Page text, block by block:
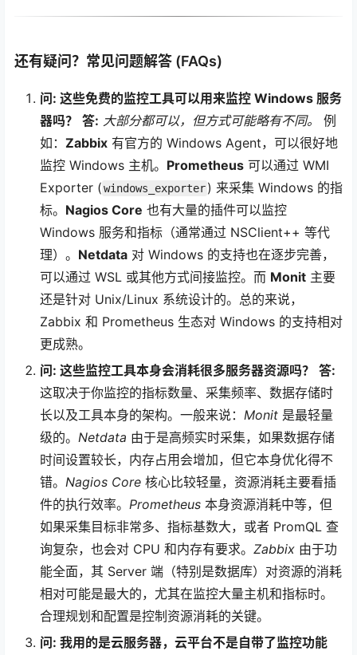
还有疑问？常见问题解答 (FAQs)
问: 这些免费的监控工具可以用来监控 Windows 服务
器吗？
答: 大部分都可以，但方式可能略有不同。
例
如： Zabbix 有官方的 Windows Agent，可以很好地
监控 Windows 主机。 Prometheus 可以通过 WMI
Exporter (windows_exporter) 来采集 Windows 的指
标。 Nagios Core 也有大量的插件可以监控
Windows 服务和指标（通常通过 NSClient++ 等代
理）。 Netdata 对 Windows 的支持也在逐步完善，
可以通过 WSL 或其他方式间接监控。而 Monit 主要
还是针对 Unix/Linux 系统设计的。总的来说，
Zabbix 和 Prometheus 生态对 Windows 的支持相对
更成熟。
问: 这些监控工具本身会消耗很多服务器资源吗？
答:
这取决于你监控的指标数量、采集频率、数据存储时
长以及工具本身的架构。一般来说： Monit 是最轻量
级的。 Netdata 由于是高频实时采集，如果数据存储
时间设置较长，内存占用会增加，但它本身优化得不
错。 Nagios Core 核心比较轻量，资源消耗主要看插
件的执行效率。 Prometheus 本身资源消耗中等，但
如果采集目标非常多、指标基数大，或者 PromQL 查
询复杂，也会对 CPU 和内存有要求。 Zabbix 由于功
能全面，其 Server 端（特别是数据库）对资源的消耗
相对可能是最大的，尤其在监控大量主机和指标时。
合理规划和配置是控制资源消耗的关键。
问: 我用的是云服务器，云平台不是自带了监控功能